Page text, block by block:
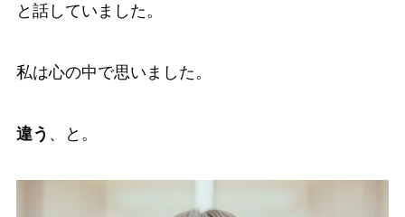
と話していました。
私は心の中で思いました。
違う 、と。